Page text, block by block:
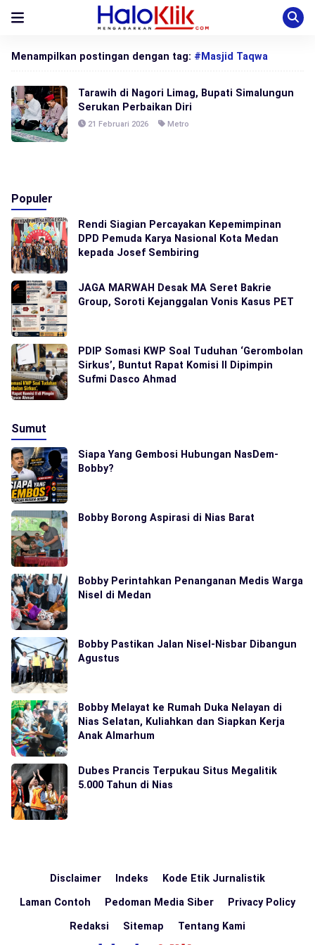
Menampilkan postingan dengan tag: #Masjid Taqwa
Tarawih di Nagori Limag, Bupati Simalungun
Serukan Perbaikan Diri
21 Februari 2026 Metro
Populer
Rendi Siagian Percayakan Kepemimpinan
DPD Pemuda Karya Nasional Kota Medan
kepada Josef Sembiring
JAGA MARWAH Desak MA Seret Bakrie
Group, Soroti Kejanggalan Vonis Kasus PET
PDIP Somasi KWP Soal Tuduhan ‘Gerombolan
Sirkus’, Buntut Rapat Komisi II Dipimpin
Sufmi Dasco Ahmad
Sumut
Siapa Yang Gembosi Hubungan NasDem-
Bobby?
Bobby Borong Aspirasi di Nias Barat
Bobby Perintahkan Penanganan Medis Warga
Nisel di Medan
Bobby Pastikan Jalan Nisel-Nisbar Dibangun
Agustus
Bobby Melayat ke Rumah Duka Nelayan di
Nias Selatan, Kuliahkan dan Siapkan Kerja
Anak Almarhum
Dubes Prancis Terpukau Situs Megalitik
5.000 Tahun di Nias
Disclaimer Indeks Kode Etik Jurnalistik
Laman Contoh Pedoman Media Siber Privacy Policy
Redaksi Sitemap Tentang Kami